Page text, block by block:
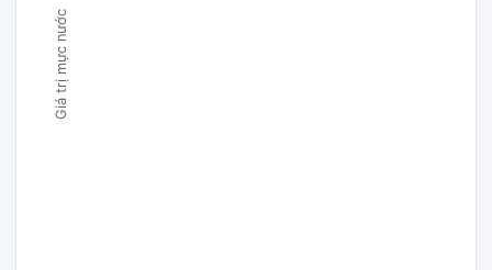
Giá trị mực nước